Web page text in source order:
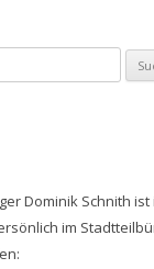
Dominik Schnith ist
im